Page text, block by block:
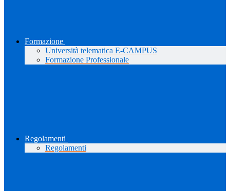
Formazione
Università telematica E-CAMPUS
Formazione Professionale
Regolamenti
Regolamenti